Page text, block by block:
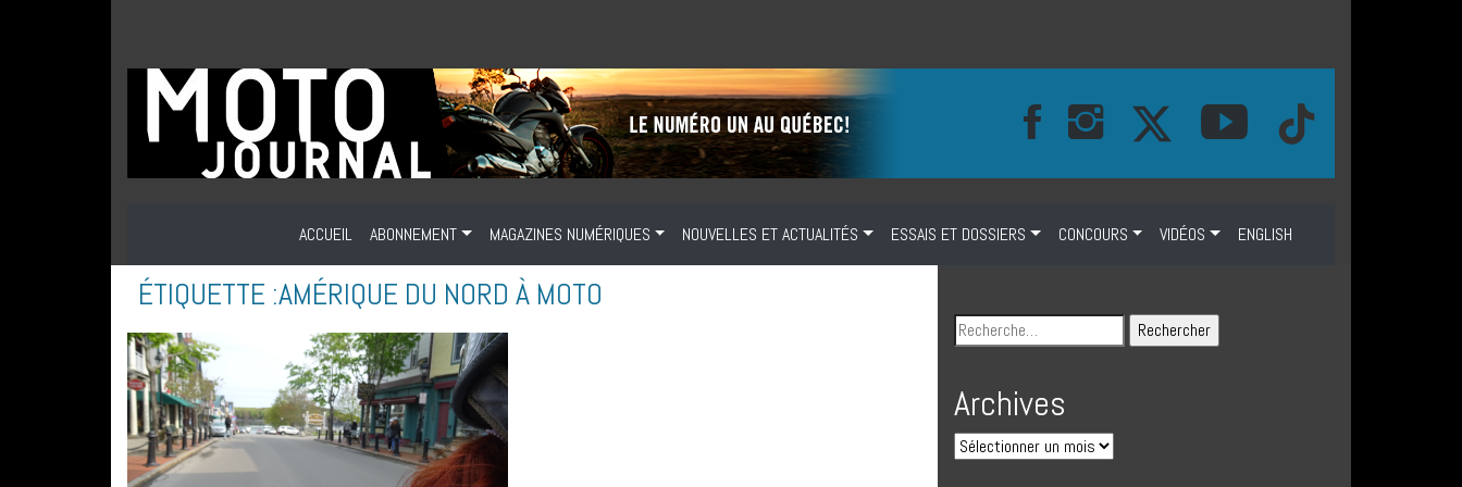
ACCUEIL ABONNEMENT MAGAZINES NUMÉRIQUES NOUVELLES ET ACTUALITÉS ESSAIS ET DOSSIERS CONCOURS VIDÉOS ENGLISH
ÉTIQUETTE :AMÉRIQUE DU NORD À MOTO
Archives